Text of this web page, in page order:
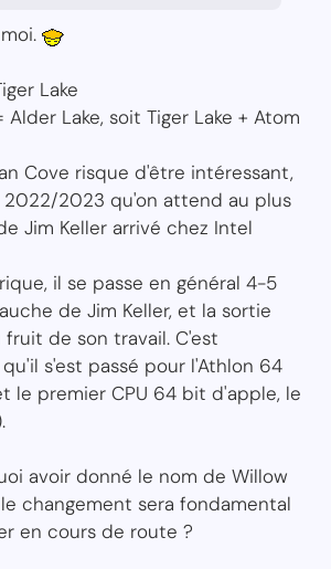
Lake
Alder Lake, soit Tiger Lake + Atom
Cove risque d'être intéressant,
2023 qu'on attend au plus
Jim Keller arrivé chez Intel
il se passe en général 4-5
de Jim Keller, et la sortie
de son travail. C'est
s'est passé pour l'Athlon 64
le premier CPU 64 bit d'apple, le
avoir donné le nom de Willow
changement sera fondamental
en cours de route ?